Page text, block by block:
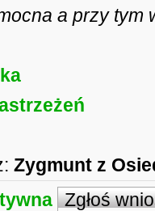
a przy
Zygmunt z
Zgłoś